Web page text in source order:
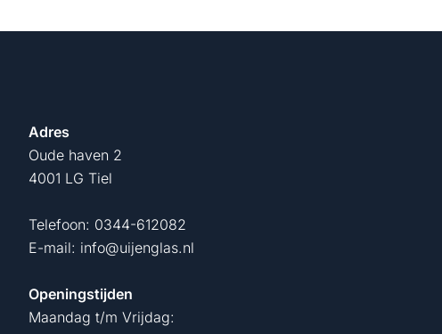
Adres
Oude haven 2
4001 LG Tiel
Telefoon: 0344-612082
E-mail: info@uijenglas.nl
Openingstijden
Maandag t/m Vrijdag: